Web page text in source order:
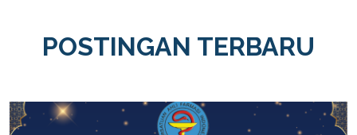
POSTINGAN TERBARU